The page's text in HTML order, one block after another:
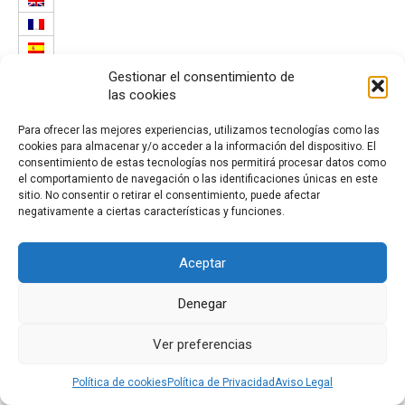
Gestionar el consentimiento de
las cookies
Para ofrecer las mejores experiencias, utilizamos tecnologías como las
cookies para almacenar y/o acceder a la información del dispositivo. El
consentimiento de estas tecnologías nos permitirá procesar datos como
el comportamiento de navegación o las identificaciones únicas en este
sitio. No consentir o retirar el consentimiento, puede afectar
negativamente a ciertas características y funciones.
Aceptar
Denegar
Ver preferencias
Política de cookies Política de PrivacidadAviso Legal
Diseñado porTrixma| Política de Privacidad|Aviso Legal|Política de
Cookies